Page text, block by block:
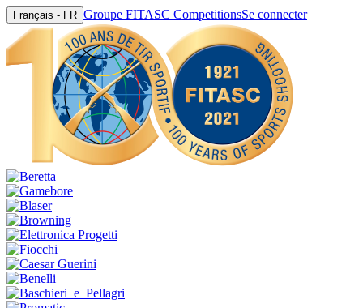
Français - FR Groupe FITASC CompetitionsSe connecter